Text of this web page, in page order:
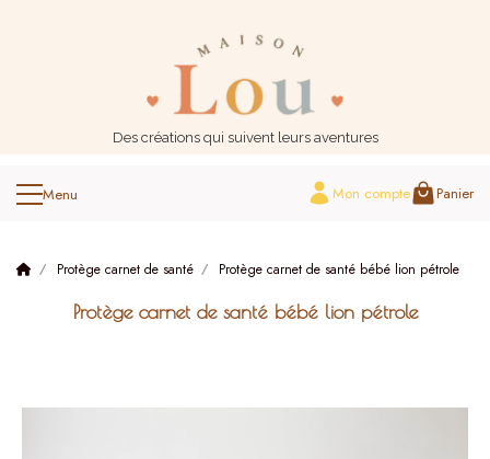
Des créations qui suivent leurs aventures
Mon compte Panier
Protège carnet de santé Protège carnet de santé bébé lion pétrole
Protège carnet de santé bébé lion pétrole